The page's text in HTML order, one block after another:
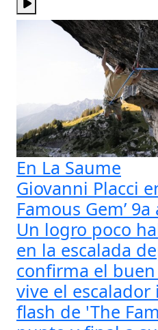
En La Saume
Giovanni Placci
Famous Gem’
Un logro poco
en la escalada
confirma el
vive el
flash de 'The